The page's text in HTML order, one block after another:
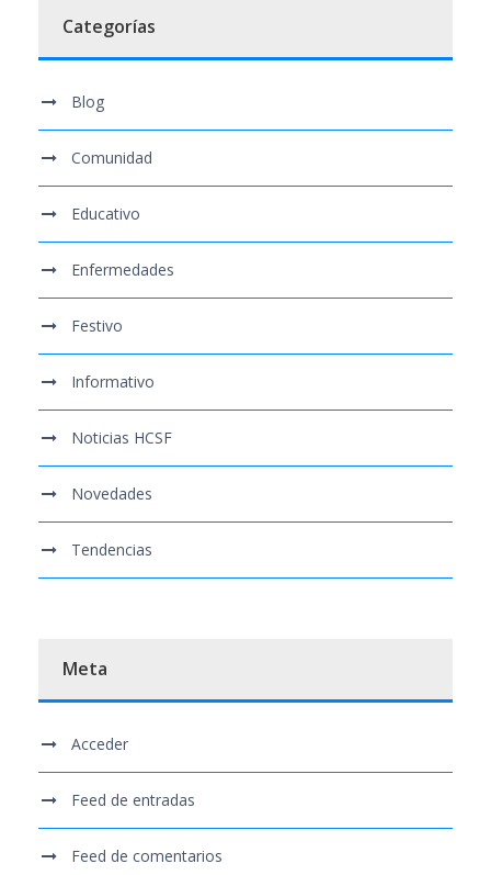
Categorías
Blog
Comunidad
Educativo
Enfermedades
Festivo
Informativo
Noticias HCSF
Novedades
Tendencias
Meta
Acceder
Feed de entradas
Feed de comentarios